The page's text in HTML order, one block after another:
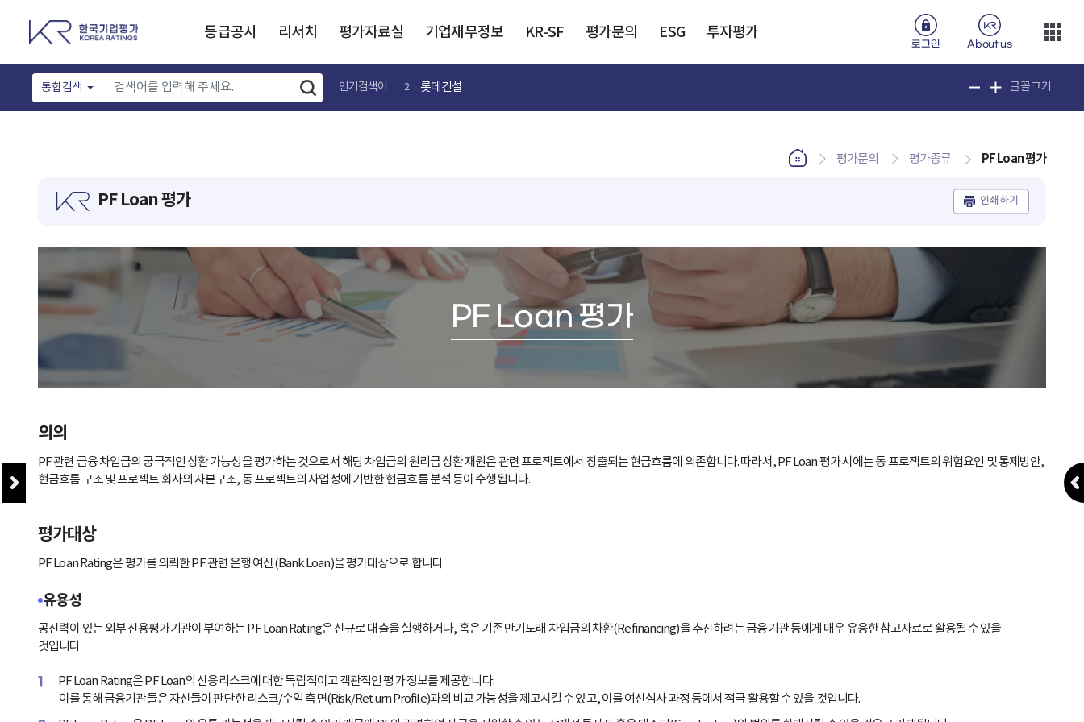
등급공시 리서치 평가자료실 기업재무정보 KR-SF 평가문의 ESG 투자평가
로그인 About us
통합검색 인기검색어 2 롯데건설 글꼴크기
평가문의 평가종류 PF Loan 평가
PF Loan 평가 인쇄하기
PF Loan 평가
의의
PF 관련 금융 차입금의 궁극적인 상환 가능성을 평가하는 것으로서 해당 차입금의 원리금 상환 재원은 관련 프로젝트에서 창출되는 현금흐름에 의존합니다. 따라서, PF Loan 평가 시에는 동 프로젝트의 위험요인 및 통제방안,
현금흐름 구조 및 프로젝트 회사의 자본구조, 동 프로젝트의 사업성에 기반한 현금흐름 분석 등이 수행됩니다.
평가대상
PF Loan Rating은 평가를 의뢰한 PF 관련 은행 여신(Bank Loan)을 평가대상으로 합니다.
유용성
공신력이 있는 외부 신용평가기관이 부여하는 PF Loan Rating은 신규로 대출을 실행하거나, 혹은 기존 만기도래 차입금의 차환(Refinancing)을 추진하려는 금융기관 등에게 매우 유용한 참고자료로 활용될 수 있을
것입니다.
1
PF Loan Rating은 PF Loan의 신용리스크에 대한 독립적이고 객관적인 평가 정보를 제공합니다.
이를 통해 금융기관들은 자신들이 판단한 리스크/수익 측면(Risk/Return Profile)과의 비교 가능성을 제고시킬 수 있고, 이를 여신심사 과정 등에서 적극 활용할 수 있을 것입니다.